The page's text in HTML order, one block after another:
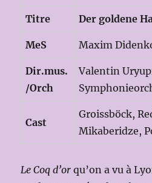
Titre Der goldene
MeS Maxim
Dir.mus.
/Orch
Valentin
Cast
Groissböck,
Mikaberidze,
Le Coq d’or qu’on a vu à